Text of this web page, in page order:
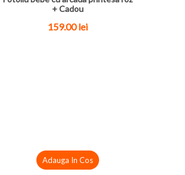
+ Cadou
159.00 lei
Adauga In Cos